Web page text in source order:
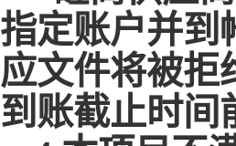
指定账户并到
应文件将被拒
到账截止时间